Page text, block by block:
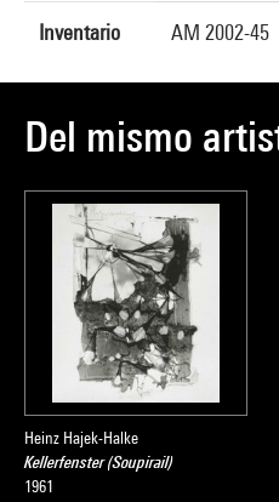
Inventario AM 2002-45
Del mismo
Heinz Hajek-Halke
Kellerfenster (Soupirail)
1961